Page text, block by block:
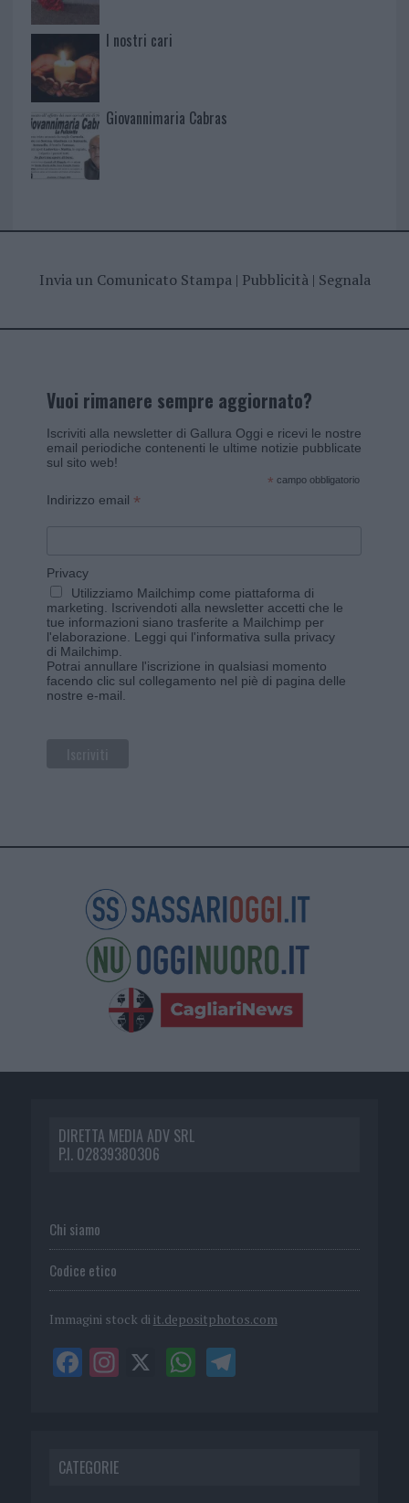
I nostri cari
Giovannimaria Cabras
Invia un Comunicato Stampa| Pubblicità| Segnala
Vuoi rimanere sempre aggiornato?
Iscriviti alla newsletter di Gallura Oggi e ricevi le nostre
email periodiche contenenti le ultime notizie pubblicate
sul sito web!
* campo obbligatorio
Indirizzo email *
Privacy
Utilizziamo Mailchimp come piattaforma di
marketing. Iscrivendoti alla newsletter accetti che le
tue informazioni siano trasferite a Mailchimp per
l'elaborazione. Leggi qui l'informativa sulla privacy
di Mailchimp
Potrai annullare l'iscrizione in qualsiasi momento
facendo clic sul collegamento nel piè di pagina delle
nostre e-mail.
DIRETTA MEDIA ADV SRL
P.I. 02839380306
Chi siamo
Codice etico
Immagini stock di it.depositphotos.com
CATEGORIE